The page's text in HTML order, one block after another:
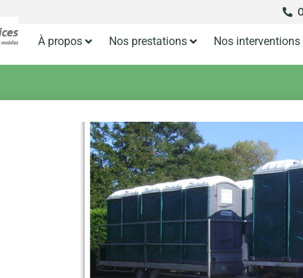
À propos Nos prestations Nos interventions